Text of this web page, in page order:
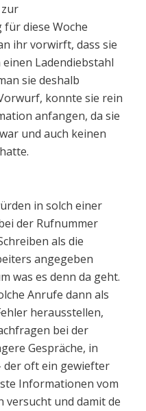
diese Woche
ihr vorwirft, dass sie
Ladendiebstahl
sie deshalb
konnte sie rein
anfangen, da sie
und auch keinen
in solch einer
der Rufnummer
als die
angegeben
was es denn da geht.
Anrufe dann als
herausstellen,
bei der
Gespräche, in
der oft ein gewiefter
Informationen vom
versucht und damit de